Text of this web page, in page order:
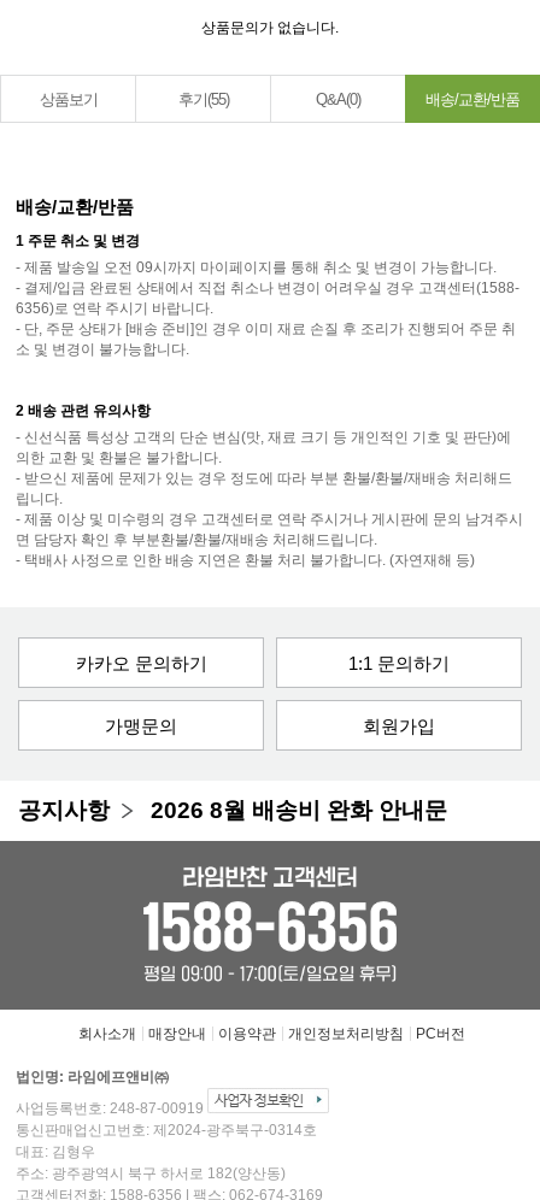
상품문의가 없습니다.
상품보기 후기(55) Q&A(0) 배송/교환/반품
배송/교환/반품
1 주문 취소 및 변경
- 제품 발송일 오전 09시까지 마이페이지를 통해 취소 및 변경이 가능합니다.
- 결제/입금 완료된 상태에서 직접 취소나 변경이 어려우실 경우 고객센터(1588-
6356)로 연락 주시기 바랍니다.
- 단, 주문 상태가 [배송 준비]인 경우 이미 재료 손질 후 조리가 진행되어 주문 취
소 및 변경이 불가능합니다.
2 배송 관련 유의사항
- 신선식품 특성상 고객의 단순 변심(맛, 재료 크기 등 개인적인 기호 및 판단)에
의한 교환 및 환불은 불가합니다.
- 받으신 제품에 문제가 있는 경우 정도에 따라 부분 환불/환불/재배송 처리해드
립니다.
- 제품 이상 및 미수령의 경우 고객센터로 연락 주시거나 게시판에 문의 남겨주시
면 담당자 확인 후 부분환불/환불/재배송 처리해드립니다.
- 택배사 사정으로 인한 배송 지연은 환불 처리 불가합니다. (자연재해 등)
카카오 문의하기 1:1 문의하기
가맹문의 회원가입
공지사항 2026 8월 배송비 완화 안내문
회사소개 매장안내 이용약관 개인정보처리방침 PC버전
법인명: 라임에프앤비㈜
사업등록번호: 248-87-00919
통신판매업신고번호: 제2024-광주북구-0314호
대표: 김형우
주소: 광주광역시 북구 하서로 182(양산동)
고객센터전화: 1588-6356 | 팩스: 062-674-3169